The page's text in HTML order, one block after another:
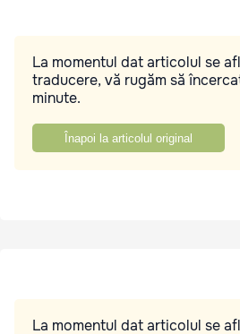
La momentul dat articolul se
traducere, vă rugăm să
minute.
Înapoi la articolul original
La momentul dat articolul se